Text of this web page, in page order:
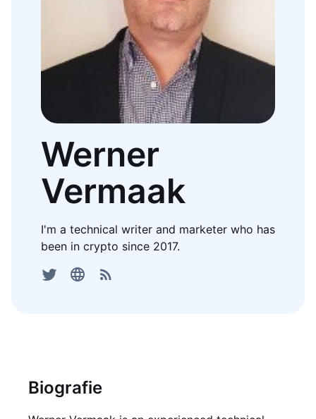
Werner
Vermaak
I'm a technical writer and marketer who has
been in crypto since 2017.
Biografie